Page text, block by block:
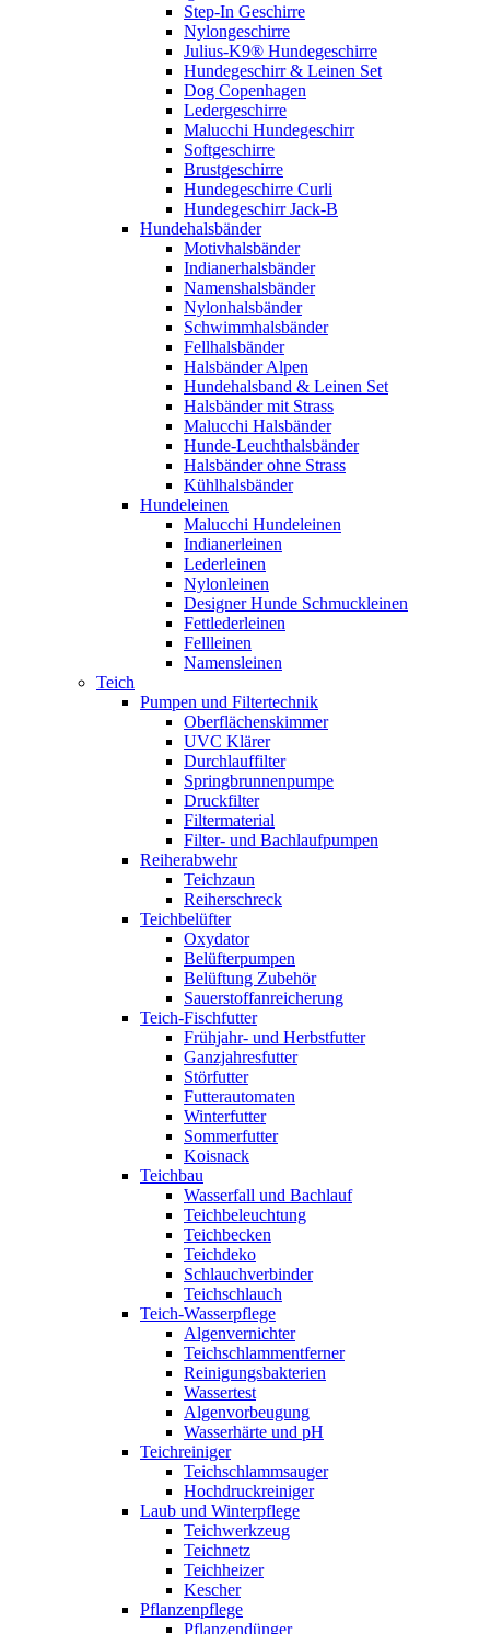
Step-In Geschirre
Nylongeschirre
Julius-K9® Hundegeschirre
Hundegeschirr & Leinen Set
Dog Copenhagen
Ledergeschirre
Malucchi Hundegeschirr
Softgeschirre
Brustgeschirre
Hundegeschirre Curli
Hundegeschirr Jack-B
Hundehalsbänder
Motivhalsbänder
Indianerhalsbänder
Namenshalsbänder
Nylonhalsbänder
Schwimmhalsbänder
Fellhalsbänder
Halsbänder Alpen
Hundehalsband & Leinen Set
Halsbänder mit Strass
Malucchi Halsbänder
Hunde-Leuchthalsbänder
Halsbänder ohne Strass
Kühlhalsbänder
Hundeleinen
Malucchi Hundeleinen
Indianerleinen
Lederleinen
Nylonleinen
Designer Hunde Schmuckleinen
Fettlederleinen
Fellleinen
Namensleinen
Teich
Pumpen und Filtertechnik
Oberflächenskimmer
UVC Klärer
Durchlauffilter
Springbrunnenpumpe
Druckfilter
Filtermaterial
Filter- und Bachlaufpumpen
Reiherabwehr
Teichzaun
Reiherschreck
Teichbelüfter
Oxydator
Belüfterpumpen
Belüftung Zubehör
Sauerstoffanreicherung
Teich-Fischfutter
Frühjahr- und Herbstfutter
Ganzjahresfutter
Störfutter
Futterautomaten
Winterfutter
Sommerfutter
Koisnack
Teichbau
Wasserfall und Bachlauf
Teichbeleuchtung
Teichbecken
Teichdeko
Schlauchverbinder
Teichschlauch
Teich-Wasserpflege
Algenvernichter
Teichschlammentferner
Reinigungsbakterien
Wassertest
Algenvorbeugung
Wasserhärte und pH
Teichreiniger
Teichschlammsauger
Hochdruckreiniger
Laub und Winterpflege
Teichwerkzeug
Teichnetz
Teichheizer
Kescher
Pflanzenpflege
Pflanzendünger